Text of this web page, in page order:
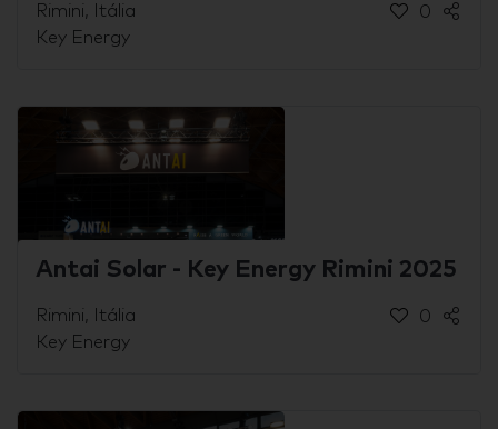
Rimini, Itália
Key Energy
0
Antai Solar - Key Energy Rimini 2025
Rimini, Itália
Key Energy
0